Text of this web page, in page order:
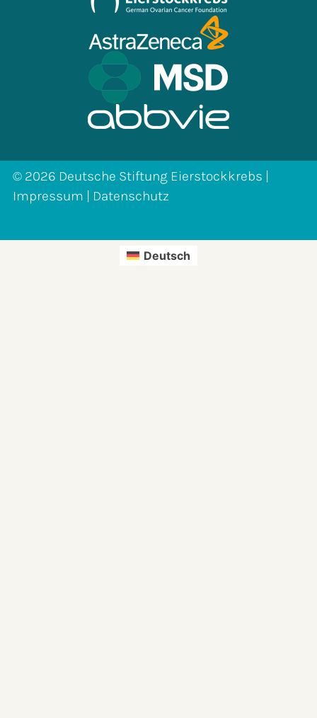
© 2026 Deutsche Stiftung Eierstockkrebs |
Impressum | Datenschutz
Deutsch